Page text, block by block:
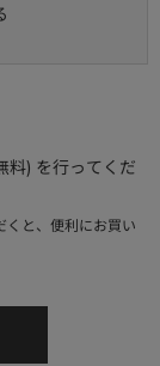
料) を行ってくだ
くと、便利にお買い